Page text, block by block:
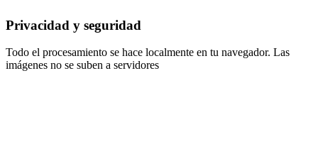
Privacidad y seguridad
Todo el procesamiento se hace localmente en tu navegador. Las
imágenes no se suben a servidores